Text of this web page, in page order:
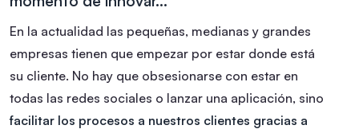
En la actualidad las pequeñas, medianas y grandes
empresas tienen que empezar por estar donde está
su cliente. No hay que obsesionarse con estar en
todas las redes sociales o lanzar una aplicación, sino
facilitar los procesos a nuestros clientes gracias a